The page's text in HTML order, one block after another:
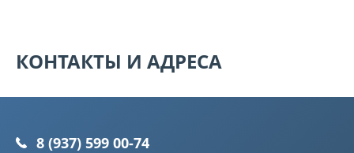
КОНТАКТЫ И АДРЕСА
8 (937) 599 00-74